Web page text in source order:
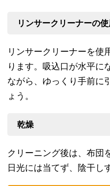
リンサークリーナーの使
リンサークリーナーを使
ります。吸込口が水平に
ながら、ゆっくり手前に
ょう。
乾燥
クリーニング後は、布団
日光には当てず、陰干し